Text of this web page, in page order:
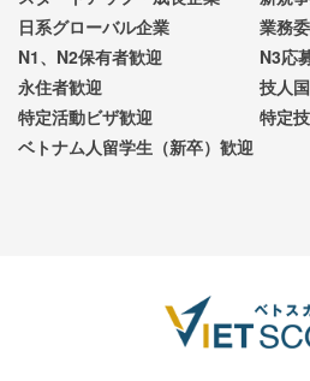
日系グローバル企業
業務
N1、N2保有者歓迎
N3応
永住者歓迎
技人
特定活動ビザ歓迎
特定
ベトナム人留学生（新卒）歓迎